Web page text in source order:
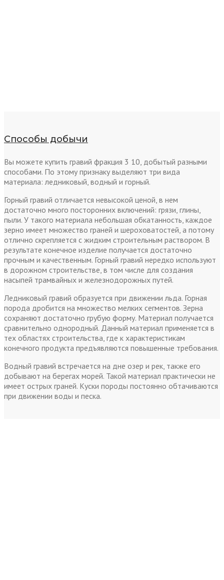
Способы добычи
Вы можете купить гравий фракция 3 10, добытый разными
способами. По этому признаку выделяют три вида
материала: ледниковый, водный и горный.
Горный гравий отличается невысокой ценой, в нем
достаточно много посторонних включений: грязи, глины,
пыли. У такого материала небольшая обкатанность, каждое
зерно имеет множество граней и шероховатостей, а потому
отлично скрепляется с жидким строительным раствором. В
результате конечное изделие получается достаточно
прочным и качественным. Горный гравий нередко используют
в дорожном строительстве, в том числе для создания
насыпей трамвайных и железнодорожных путей.
Ледниковый гравий образуется при движении льда. Горная
порода дробится на множество мелких сегментов. Зерна
сохраняют достаточно грубую форму. Материал получается
сравнительно однородный. Данный материал применяется в
тех областях строительства, где к характеристикам
конечного продукта предъявляются повышенные требования.
Водный гравий встречается на дне озер и рек, также его
добывают на берегах морей. Такой материал практически не
имеет острых граней. Куски породы постоянно обтачиваются
при движении воды и песка.